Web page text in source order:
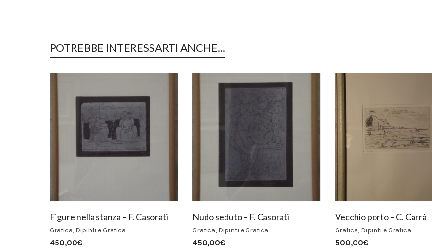
POTREBBE INTERESSARTI ANCHE...
Figure nella stanza – F. Casorati
Grafica, Dipinti e Grafica
450,00€
Nudo seduto – F. Casorati
Grafica, Dipinti e Grafica
450,00€
Vecchio porto – C. Carrà
Grafica, Dipinti e Grafica
500,00€